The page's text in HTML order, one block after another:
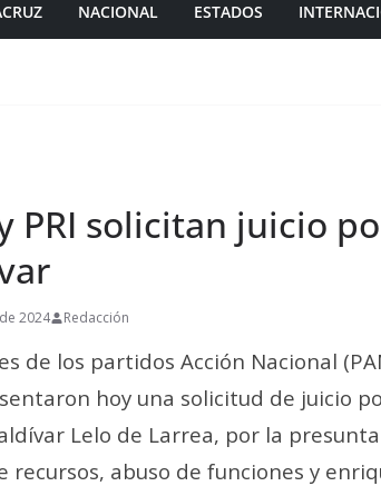
NACIONAL ESTADOS
PRI solicitan juicio
2024 Redacción
de los partidos Acción Nacional
hoy una solicitud de juicio
Lelo de Larrea, por la
recursos, abuso de funciones y